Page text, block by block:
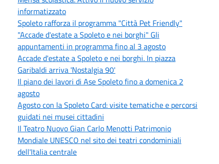
informatizzato
Spoleto rafforza il programma "Città Pet Friendly"
"Accade d'estate a Spoleto e nei borghi" Gli
appuntamenti in programma fino al 3 agosto
Accade d'estate a Spoleto e nei borghi. In piazza
Garibaldi arriva 'Nostalgia 90'
Il piano dei lavori di Ase Spoleto fino a domenica 2
agosto
Agosto con la Spoleto Card: visite tematiche e percorsi
guidati nei musei cittadini
Il Teatro Nuovo Gian Carlo Menotti Patrimonio
Mondiale UNESCO nel sito dei teatri condominiali
dell'Italia centrale